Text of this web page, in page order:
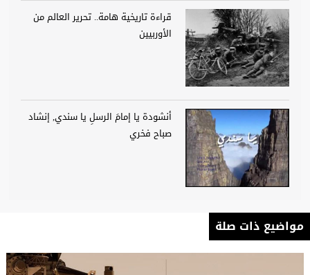
قراءة تاريخية هامة.. تحرير العالم من
الأوربيين
أنشودة يا إمامَ الرسلِ يا سندي, إنشاد
صباح فخري
مواضيع ذات صلة